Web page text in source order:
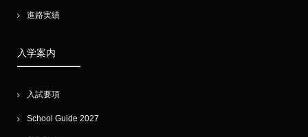
進路実績
入学案内
入試要項
School Guide 2027